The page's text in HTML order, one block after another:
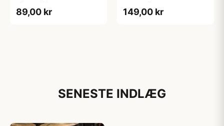
89,00 kr 149,00 kr
SENESTE INDLÆG